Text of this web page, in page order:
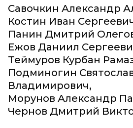
Савочкин Александр
Костин Иван
Панин Дмитрий
Ежов Даниил
Теймуров Курбан
Подминогин
Владимирович,
Морунов Александр
Чернов Дмитрий